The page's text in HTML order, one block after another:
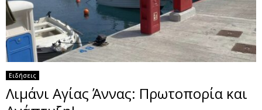
Ειδήσεις
Λιμάνι Αγίας Άννας: Πρωτοπορία και